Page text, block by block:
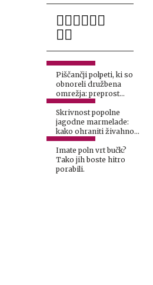
Piščančji polpeti, ki so
obnoreli družbena
omrežja: preprost
recept za popolno
kosilo
Skrivnost popolne
jagodne marmelade:
kako ohraniti živahno
barvo in pravi okus?
Imate poln vrt bučk?
Tako jih boste hitro
porabili.